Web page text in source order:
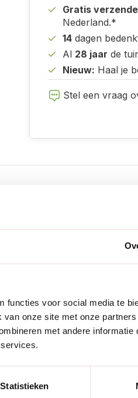
functies voor social media te
onze site met onze
met andere informatie
Statistieken
Gratis
Nederland.*
14 dagen
Al 28 jaar de
Nieuw: Haal je
Stel een vraag
- 1 x 3
€6,79
TFA